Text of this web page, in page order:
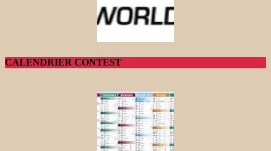
CALENDRIER CONTEST